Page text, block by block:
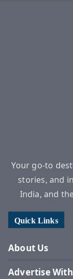
Your go-to
stories, and
India, and
Quick Links
About Us
Advertise